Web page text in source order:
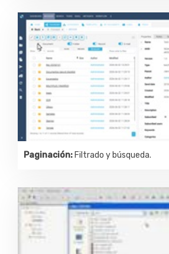
Paginación: Filtrado y búsqueda.